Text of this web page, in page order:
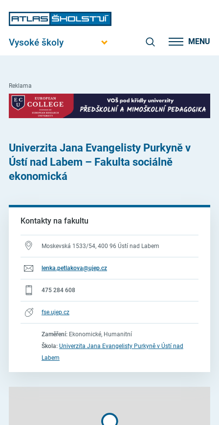
Vysoké školy MENU
Reklama
Univerzita Jana Evangelisty Purkyně v
Ústí nad Labem – Fakulta sociálně
ekonomická
Kontakty na fakultu
Moskevská 1533/54, 400 96 Ústí nad Labem
lenka.petlakova@ujep.cz
475 284 608
fse.ujep.cz
Zaměření:Ekonomické, Humanitní
Škola: Univerzita Jana Evangelisty Purkyně v Ústí nad
Labem